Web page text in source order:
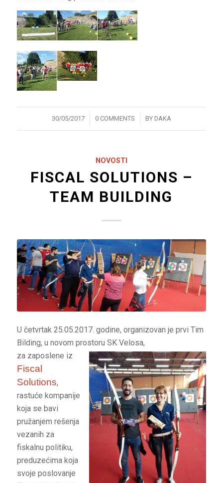
30/05/2017
/ 0 COMMENTS
/ BY DAKA
NOVOSTI
FISCAL SOLUTIONS –
TEAM BUILDING
U četvrtak 25.05.2017. godine, organizovan je prvi Tim
Bilding, u novom prostoru SK Velosa,
za zaposlene iz
Fiscal
Solutions,
rastuće kompanije
koja se bavi
pružanjem rešenja
vezanih za
fiskalnu politiku,
preduzećima koja
svoje poslovanje